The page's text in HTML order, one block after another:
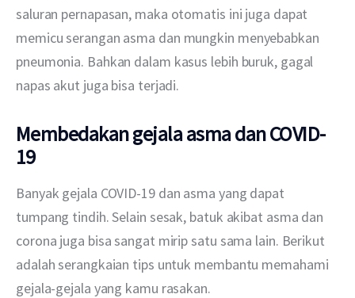
saluran pernapasan, maka otomatis ini juga dapat
memicu serangan asma dan mungkin menyebabkan
pneumonia. Bahkan dalam kasus lebih buruk, gagal
napas akut juga bisa terjadi.
Membedakan gejala asma dan COVID-
19
Banyak gejala COVID-19 dan asma yang dapat
tumpang tindih. Selain sesak, batuk akibat asma dan
corona juga bisa sangat mirip satu sama lain. Berikut
adalah serangkaian tips untuk membantu memahami
gejala-gejala yang kamu rasakan.